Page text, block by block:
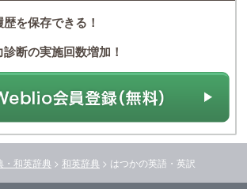
を保存できる！
断の実施回数増加！
・和英辞典 > 和英辞典 > はつかの英語・英訳